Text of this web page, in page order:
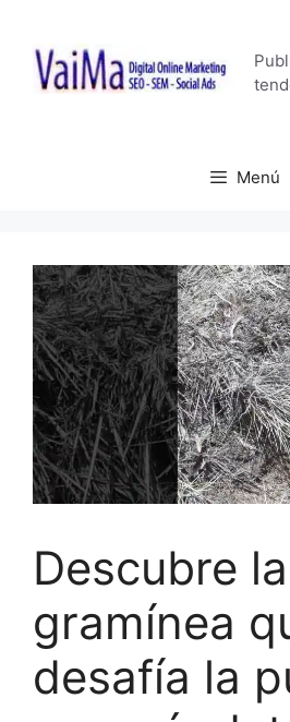
contenido
Menú
Descubre
gramínea
desafía la